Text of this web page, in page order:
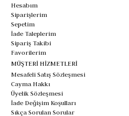
uygun seçenekler barındırıyor.
Hangi Yüz Şekline Hangi Model
Yüz yapınıza göre doğru Vogue
seçmek, görünümünüzü belirgin
yüzler neredeyse her modelle
çerçeveler feminen çizgileri daha
yüz hatlarına sahipseniz köşeli ve
yüzünüzü daha uzun göstermekte
Hesabım
Siparişlerim
Sepetim
İade Taleplerim
Sipariş Takibi
Favorilerim
MÜŞTERİ HİZMETLERİ
Mesafeli Satış Sözleşmesi
Cayma Hakkı
Üyelik Sözleşmesi
İade Değişim Koşulları
Sıkça Sorulan Sorular